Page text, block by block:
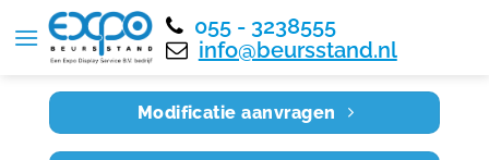
055 - 3238555
info@beursstand.nl
Home RE7X4 020
Modificatie aanvragen